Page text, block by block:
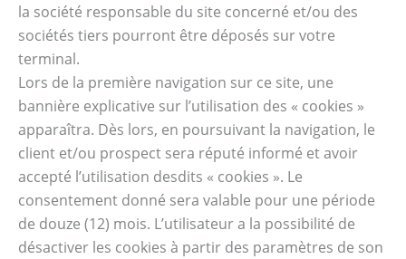
la société responsable du site concerné et/ou des
sociétés tiers pourront être déposés sur votre
terminal.
Lors de la première navigation sur ce site, une
bannière explicative sur l’utilisation des « cookies »
apparaîtra. Dès lors, en poursuivant la navigation, le
client et/ou prospect sera réputé informé et avoir
accepté l’utilisation desdits « cookies ». Le
consentement donné sera valable pour une période
de douze (12) mois. L’utilisateur a la possibilité de
désactiver les cookies à partir des paramètres de son